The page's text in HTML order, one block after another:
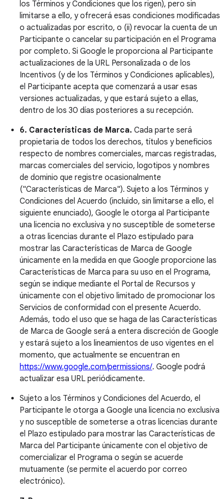
los Términos y Condiciones que los rigen), pero sin
limitarse a ello, y ofrecerá esas condiciones modificadas
o actualizadas por escrito, o (ii) revocar la cuenta de un
Participante o cancelar su participación en el Programa
por completo. Si Google le proporciona al Participante
actualizaciones de la URL Personalizada o de los
Incentivos (y de los Términos y Condiciones aplicables),
el Participante acepta que comenzará a usar esas
versiones actualizadas, y que estará sujeto a ellas,
dentro de los 30 días posteriores a su recepción.
6. Características de Marca. Cada parte será
propietaria de todos los derechos, títulos y beneficios
respecto de nombres comerciales, marcas registradas,
marcas comerciales del servicio, logotipos y nombres
de dominio que registre ocasionalmente
("Características de Marca"). Sujeto a los Términos y
Condiciones del Acuerdo (incluido, sin limitarse a ello, el
siguiente enunciado), Google le otorga al Participante
una licencia no exclusiva y no susceptible de someterse
a otras licencias durante el Plazo estipulado para
mostrar las Características de Marca de Google
únicamente en la medida en que Google proporcione las
Características de Marca para su uso en el Programa,
según se indique mediante el Portal de Recursos y
únicamente con el objetivo limitado de promocionar los
Servicios de conformidad con el presente Acuerdo.
Además, todo el uso que se haga de las Características
de Marca de Google será a entera discreción de Google
y estará sujeto a los lineamientos de uso vigentes en el
momento, que actualmente se encuentran en
https://www.google.com/permissions/. Google podrá
actualizar esa URL periódicamente.
Sujeto a los Términos y Condiciones del Acuerdo, el
Participante le otorga a Google una licencia no exclusiva
y no susceptible de someterse a otras licencias durante
el Plazo estipulado para mostrar las Características de
Marca del Participante únicamente con el objetivo de
comercializar el Programa o según se acuerde
mutuamente (se permite el acuerdo por correo
electrónico).